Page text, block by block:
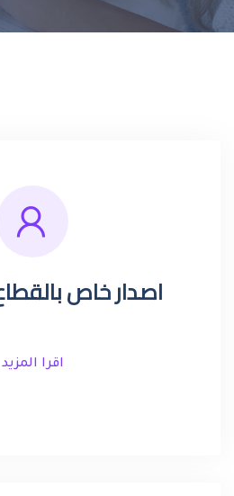
اصدار خاص
اقرا المزيد